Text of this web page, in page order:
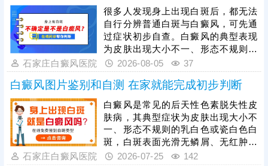
粉色小点或小片斑，边界相对模糊，
仅凭肉眼观察存在误差，通过伍德
灯、皮肤ct等科学检查可更准确诊
断。若确诊为白癜风，需抓住发病初
期黄金治疗时期，此时黑色素细胞损
伤较轻，治疗难度更低、恢复效果更
好。
很多人发现身上出现白斑后，都无法
自行分辨普通白斑与白癜风，可先通
过症状初步自查。白癜风的典型表现
为皮肤出现大小不一、形态不规则的
白色斑块，白斑表面光滑无鳞屑、无
红肿瘙痒感，边界清晰，会随时间逐
渐扩散，可出现在身体任何部位，单
纯肉眼判断存在误差，想要准确确
诊，需依托科学仪器检查。一旦确诊
白癜风，需及时就医治疗，切勿拖延
病情，避免白斑大面积扩散、增加治
疗难度。同时白癜风属于慢性皮肤疾
病，治疗周期较长，患者需坚持规范
石家庄白癜风医院 2026-08-05 37
白癜风图片鉴别和自测 在家就能完成初步判断
白癜风是常见的后天性色素脱失性皮
肤病，其典型症状为皮肤出现大小不
一、形态不规则的乳白色或瓷白色白
斑，白斑表面光滑无鳞屑、无红肿瘙
痒，可出现在全身任意部位，且白斑
石家庄白癜风医院 2026-07-25 142